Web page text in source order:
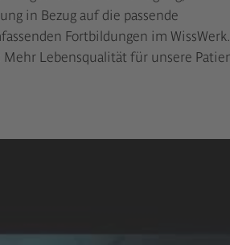
in Bezug auf die passende
Fortbildungen im WissWerk.
Lebensqualität für unsere